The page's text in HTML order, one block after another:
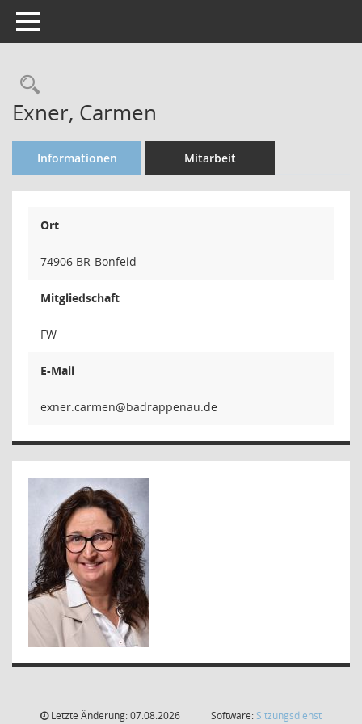
Toggle navigation
Rechercheauswahl
Exner, Carmen
Informationen Mitarbeit
Ort
74906 BR-Bonfeld
Mitgliedschaft
FW
E-Mail
nemrac
Letzte Änderung: 07.08.2026
Software: Sitzungsdienst